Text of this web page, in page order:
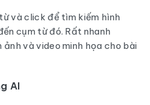
và click để tìm kiếm hình
cụm từ đó. Rất nhanh
và video minh họa cho bài
AI